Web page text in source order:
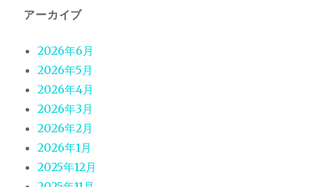
アーカイブ
2026年6月
2026年5月
2026年4月
2026年3月
2026年2月
2026年1月
2025年12月